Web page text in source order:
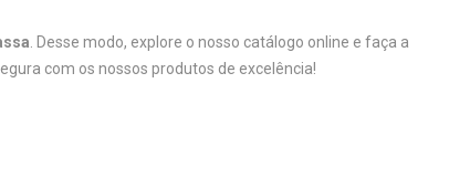
. Desse modo, explore o nosso catálogo online e faça a
com os nossos produtos de excelência!